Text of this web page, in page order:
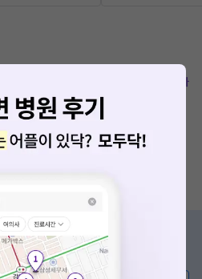
복사
금한 점이 있나요?
접 답해드려요!